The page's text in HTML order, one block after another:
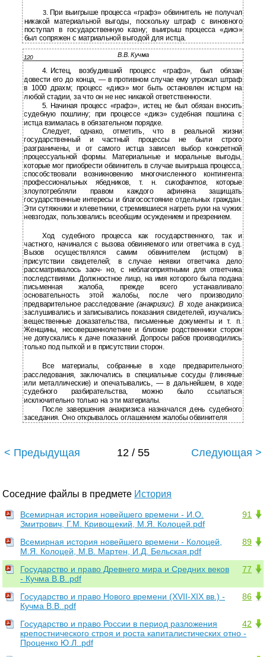
3. При выигрыше процесса «графэ» обвинитель не получал
никакой материальной выгоды, поскольку штраф с виновного
поступал в государственную казну; выигрыш процесса «дикэ»
был сопряжен с матриальной выгодой для истца.
120 В.В. Кучма
4. Истец, возбудивший процесс «графэ», был обязан
довести его до конца, — в противном случае ему угрожал штраф
в 1000 драхм; процесс «дикэ» мог быть остановлен истцом на
любой стадии, за что он не нес никакой ответственности.
5. Начиная процесс «графэ», истец не был обязан вносить
судебную пошлину; при процессе «дикэ» судебная пошлина с
истца взималась в обязательном порядке.
Следует, однако, отметить, что в реальной жизни
государственный и частный процессы не были строго
разграничены, и от самого истца зависел выбор конкретной
процессуальной формы. Материальные и моральные выгоды,
которые мог приобрести обвинитель в случае выигрыша процесса,
способствовали возникновению многочисленного контингента
профессиональных ябедников, т. н. сикофантов, которые
злоупотребляли правом каждого афиняна защищать
государственные интересы и благосостояние отдельных граждан.
Эти сутяжники и клеветники, стремившиеся нагреть руки на чужих
невзгодах, пользовались всеобщим осуждением и презрением.
Ход судебного процесса как государственного, так и
частного, начинался с вызова обвиняемого или ответчика в суд.
Вызов осуществлялся самим обвинителем (истцом) в
присутствии свидетелей; в случае неявки ответчика дело
рассматривалось заоч- но, с неблагоприятными для ответчика
последствиями. Должностное лицо, на имя которого была подана
письменная жалоба, прежде всего устанавливало
основательность этой жалобы, после чего производило
предварительное расследование(анакризис). В ходе анакризиса
заслушивались и записывались показания свидетелей, изучались
вещественные доказательства, письменные документы и т. п.
Женщины, несовершеннолетние и близкие родственники сторон
не допускались к даче показаний. Допросы рабов производились
только под пыткой и в присутствии сторон.
Все материалы, собранные в ходе предварительного
расследования, заключались в специальные сосуды (глиняные
или металлические) и опечатывались, — в дальнейшем, в ходе
судебного разбирательства, можно было ссылаться
исключительно только на эти материалы.
После завершения анакризиса назначался день судебного
заседания. Оно открывалось оглашением жалобы обвинителя
< Предыдущая 12 / 55 Следующая >
Соседние файлы в предмете История
91
Всемирная история новейшего времени - И.О.
Змитрович, Г.М. Кривощекий, М.Я. Колоцей.pdf
89
Всемирная история новейшего времени - Колоцей,
М.Я. Колоцей, М.В. Мартен, И.Д. Бельская.pdf
77
Государство и право Древнего мира и Средних веков
- Кучма В.В..pdf
86
Государство и право Нового времени (XVII-XIX вв.) -
Кучма В.В..pdf
42
Государство и право России в период разложения
крепостнического строя и роста капиталистических отно -
Проценко Ю.Л..pdf